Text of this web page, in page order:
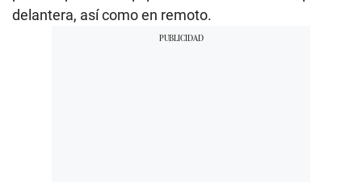
delantera, así como en remoto.